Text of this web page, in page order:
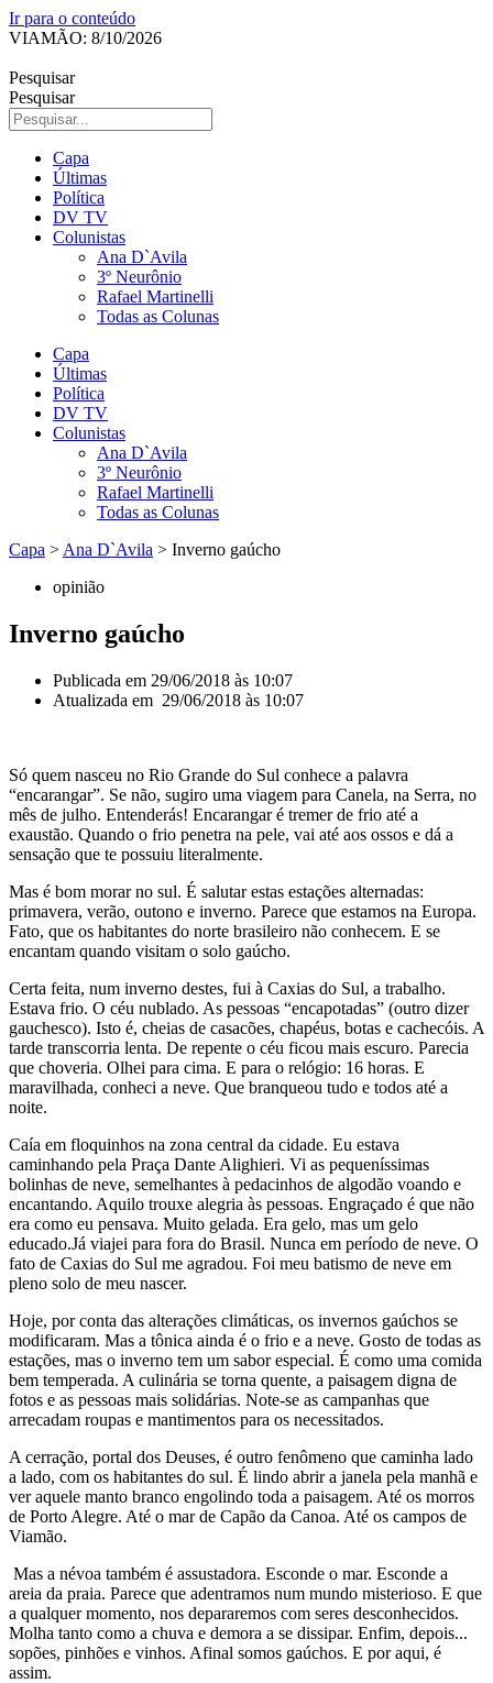
Ir para o conteúdo
VIAMÃO: 8/10/2026
Pesquisar
Pesquisar
Capa
Últimas
Política
DV TV
Colunistas
Ana D`Avila
3º Neurônio
Rafael Martinelli
Todas as Colunas
Capa
Últimas
Política
DV TV
Colunistas
Ana D`Avila
3º Neurônio
Rafael Martinelli
Todas as Colunas
Capa > Ana D`Avila > Inverno gaúcho
opinião
Inverno gaúcho
Publicada em 29/06/2018 às 10:07
Atualizada em 29/06/2018 às 10:07
Só quem nasceu no Rio Grande do Sul conhece a palavra
“encarangar”. Se não, sugiro uma viagem para Canela, na Serra, no
mês de julho. Entenderás! Encarangar é tremer de frio até a
exaustão. Quando o frio penetra na pele, vai até aos ossos e dá a
sensação que te possuiu literalmente.
Mas é bom morar no sul. É salutar estas estações alternadas:
primavera, verão, outono e inverno. Parece que estamos na Europa.
Fato, que os habitantes do norte brasileiro não conhecem. E se
encantam quando visitam o solo gaúcho.
Certa feita, num inverno destes, fui à Caxias do Sul, a trabalho.
Estava frio. O céu nublado. As pessoas “encapotadas” (outro dizer
gauchesco). Isto é, cheias de casacões, chapéus, botas e cachecóis. A
tarde transcorria lenta. De repente o céu ficou mais escuro. Parecia
que choveria. Olhei para cima. E para o relógio: 16 horas. E
maravilhada, conheci a neve. Que branqueou tudo e todos até a
noite.
Caía em floquinhos na zona central da cidade. Eu estava
caminhando pela Praça Dante Alighieri. Vi as pequeníssimas
bolinhas de neve, semelhantes à pedacinhos de algodão voando e
encantando. Aquilo trouxe alegria às pessoas. Engraçado é que não
era como eu pensava. Muito gelada. Era gelo, mas um gelo
educado.Já viajei para fora do Brasil. Nunca em período de neve. O
fato de Caxias do Sul me agradou. Foi meu batismo de neve em
pleno solo de meu nascer.
Hoje, por conta das alterações climáticas, os invernos gaúchos se
modificaram. Mas a tônica ainda é o frio e a neve. Gosto de todas as
estações, mas o inverno tem um sabor especial. É como uma comida
bem temperada. A culinária se torna quente, a paisagem digna de
fotos e as pessoas mais solidárias. Note-se as campanhas que
arrecadam roupas e mantimentos para os necessitados.
A cerração, portal dos Deuses, é outro fenômeno que caminha lado
a lado, com os habitantes do sul. É lindo abrir a janela pela manhã e
ver aquele manto branco engolindo toda a paisagem. Até os morros
de Porto Alegre. Até o mar de Capão da Canoa. Até os campos de
Viamão.
Mas a névoa também é assustadora. Esconde o mar. Esconde a
areia da praia. Parece que adentramos num mundo misterioso. E que
a qualquer momento, nos depararemos com seres desconhecidos.
Molha tanto como a chuva e demora a se dissipar. Enfim, depois...
sopões, pinhões e vinhos. Afinal somos gaúchos. E por aqui, é
assim.